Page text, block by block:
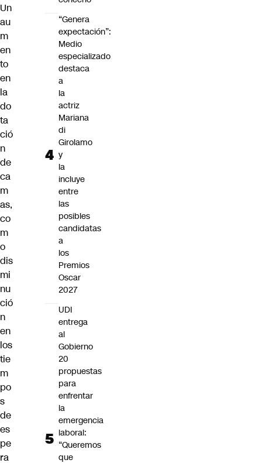
Un
au
m
en
to
en
la
do
ta
ció
n
de
ca
m
as,
co
m
o
dis
mi
nu
ció
n
en
los
tie
m
po
s
de
es
pe
ra
“Genera
expectación”:
Medio
especializado
destaca
a
la
actriz
Mariana
di
Girolamo
y
la
incluye
entre
las
posibles
candidatas
a
los
Premios
Oscar
2027
UDI
entrega
al
Gobierno
20
propuestas
para
enfrentar
la
emergencia
laboral:
“Queremos
que